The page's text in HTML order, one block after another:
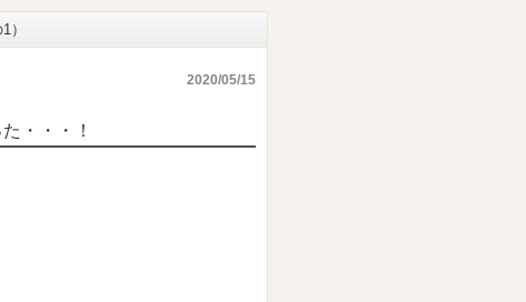
）
2020/05/15
・・・！